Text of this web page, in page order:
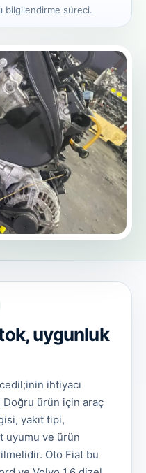
bilgilendirme süreci.
uygunluk
ihtiyacı
Doğru ürün için araç
yakıt tipi,
uyumu ve ürün
Oto Fiat bu